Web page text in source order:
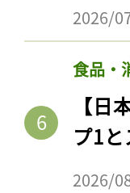
2026/
食品・
【
プ1
2026/